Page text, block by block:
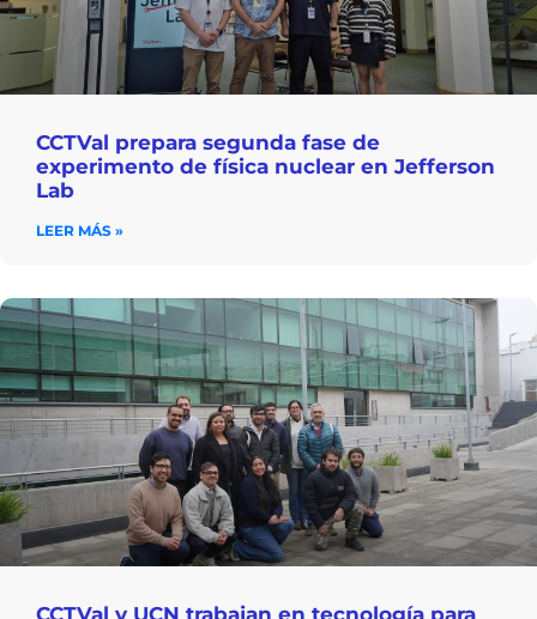
CCTVal prepara segunda fase de
experimento de física nuclear en Jefferson
Lab
LEER MÁS »